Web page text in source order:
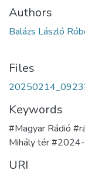
Authors
Balázs László
Files
Keywords
#Magyar Rádió
Mihály tér
URI